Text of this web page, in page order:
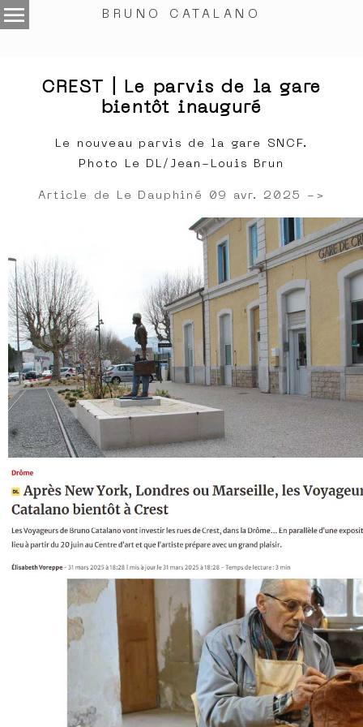
menu BRUNO CATALANO
CREST | Le parvis de la gare
bientôt inauguré
Le nouveau parvis de la gare SNCF.
Photo Le DL/Jean-Louis Brun
Article de Le Dauphiné 09 avr. 2025 ->